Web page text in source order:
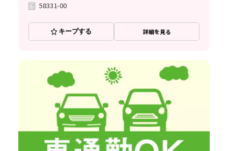
58331-00
キープする 詳細を見る